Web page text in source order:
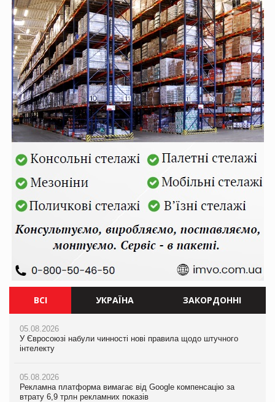
ВСІ УКРАЇНА ЗАКОРДОННІ
05.08.2026
У Євросоюзі набули чинності нові правила щодо штучного
інтелекту
05.08.2026
Рекламна платформа вимагає від Google компенсацію за
втрату 6,9 трлн рекламних показів
05.08.2026
Мережа супермаркетів VARUS купує мережу магазинів
формату convenience store КОЛО: об’єднана компанія
05.08.2026
Російська атака 5 серпня стала одним із наймасштабніших
05.08.2026
У Євросоюзі набули чинності нові правила щодо штучного
інтелекту
05.08.2026
Рекламна платформа вимагає від Google компенсацію за
втрату 6,9 трлн рекламних показів